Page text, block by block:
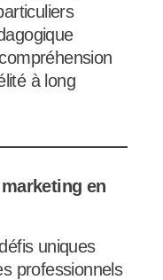
à long
en
uniques
professionnels